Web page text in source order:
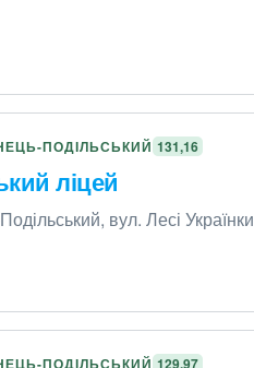
ПОДІЛЬСЬКИЙ 131,16
ліцей
вул. Лесі
ПОДІЛЬСЬКИЙ 129,97